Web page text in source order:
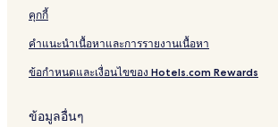
โรงแรมใกล้ ศูนย์สถาปัตยกรรมล้านนา
โรงแรม 5 ดาวใน ศรีภูมิ
โรงแรมหรูใกล้ ถนนนิมมานเหมินทร์
คุกกี้
คำแนะนำเนื้อหาและการรายงานเนื้อหา
ข้อกำหนดและเงื่อนไขของ Hotels.com Rewards
ข้อมูลอื่นๆ